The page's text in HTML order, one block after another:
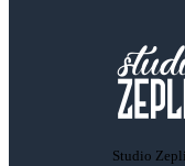
Studio